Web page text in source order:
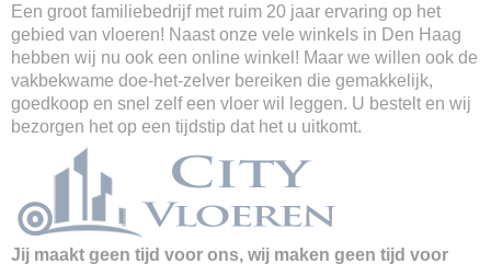
Een groot familiebedrijf met ruim 20 jaar ervaring op het
gebied van vloeren! Naast onze vele winkels in Den Haag
hebben wij nu ook een online winkel! Maar we willen ook de
vakbekwame doe-het-zelver bereiken die gemakkelijk,
goedkoop en snel zelf een vloer wil leggen. U bestelt en wij
bezorgen het op een tijdstip dat het u uitkomt.
Jij maakt geen tijd voor ons, wij maken geen tijd voor